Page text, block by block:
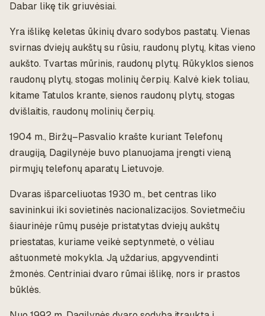
Dabar likę tik griuvėsiai.
Yra išlikę keletas ūkinių dvaro sodybos pastatų. Vienas
svirnas dviejų aukštų su rūsiu, raudonų plytų, kitas vieno
aukšto. Tvartas mūrinis, raudonų plytų. Rūkyklos sienos
raudonų plytų, stogas molinių čerpių. Kalvė kiek toliau,
kitame Tatulos krante, sienos raudonų plytų, stogas
dvišlaitis, raudonų molinių čerpių.
1904 m., Biržų–Pasvalio krašte kuriant Telefonų
draugiją, Dagilynėje buvo planuojama įrengti vieną
pirmųjų telefonų aparatų Lietuvoje.
Dvaras išparceliuotas 1930 m., bet centras liko
savininkui iki sovietinės nacionalizacijos. Sovietmečiu
šiaurinėje rūmų pusėje pristatytas dviejų aukštų
priestatas, kuriame veikė septynmetė, o vėliau
aštuonmetė mokykla. Ją uždarius, apgyvendinti
žmonės. Centriniai dvaro rūmai išlikę, nors ir prastos
būklės.